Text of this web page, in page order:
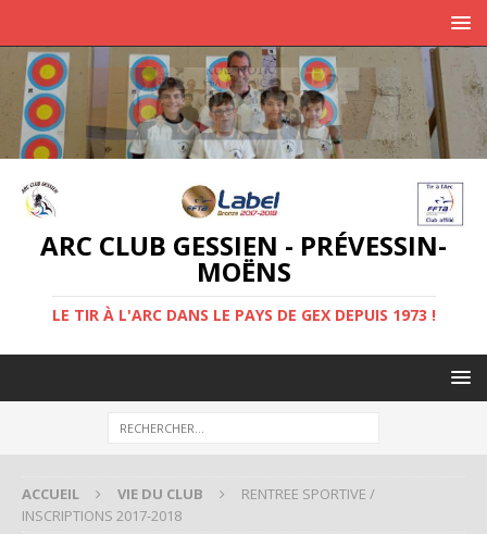
ARC CLUB GESSIEN - PRÉVESSIN-
MOËNS
LE TIR À L'ARC DANS LE PAYS DE GEX DEPUIS 1973 !
ACCUEIL VIE DU CLUB
RENTREE SPORTIVE /
INSCRIPTIONS 2017-2018